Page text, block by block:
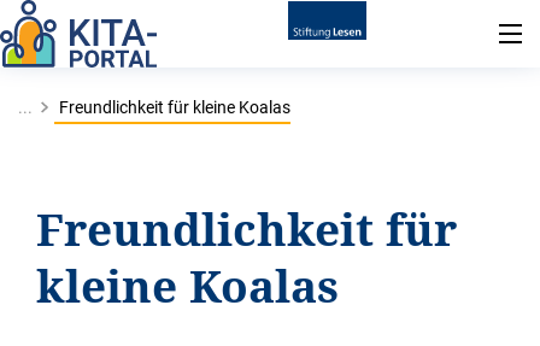
... Freundlichkeit für kleine Koalas
Freundlichkeit für
kleine Koalas